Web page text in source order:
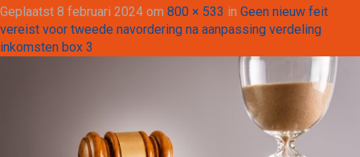
g
o
n
Geplaatst 8 februari 2024 om 800 × 533 in Geen nieuw feit
vereist voor tweede navordering na aanpassing verdeling
inkomsten box 3